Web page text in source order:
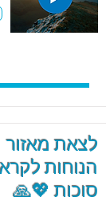
לצאת מאזור
הנוחות
סוכות 💖🙏